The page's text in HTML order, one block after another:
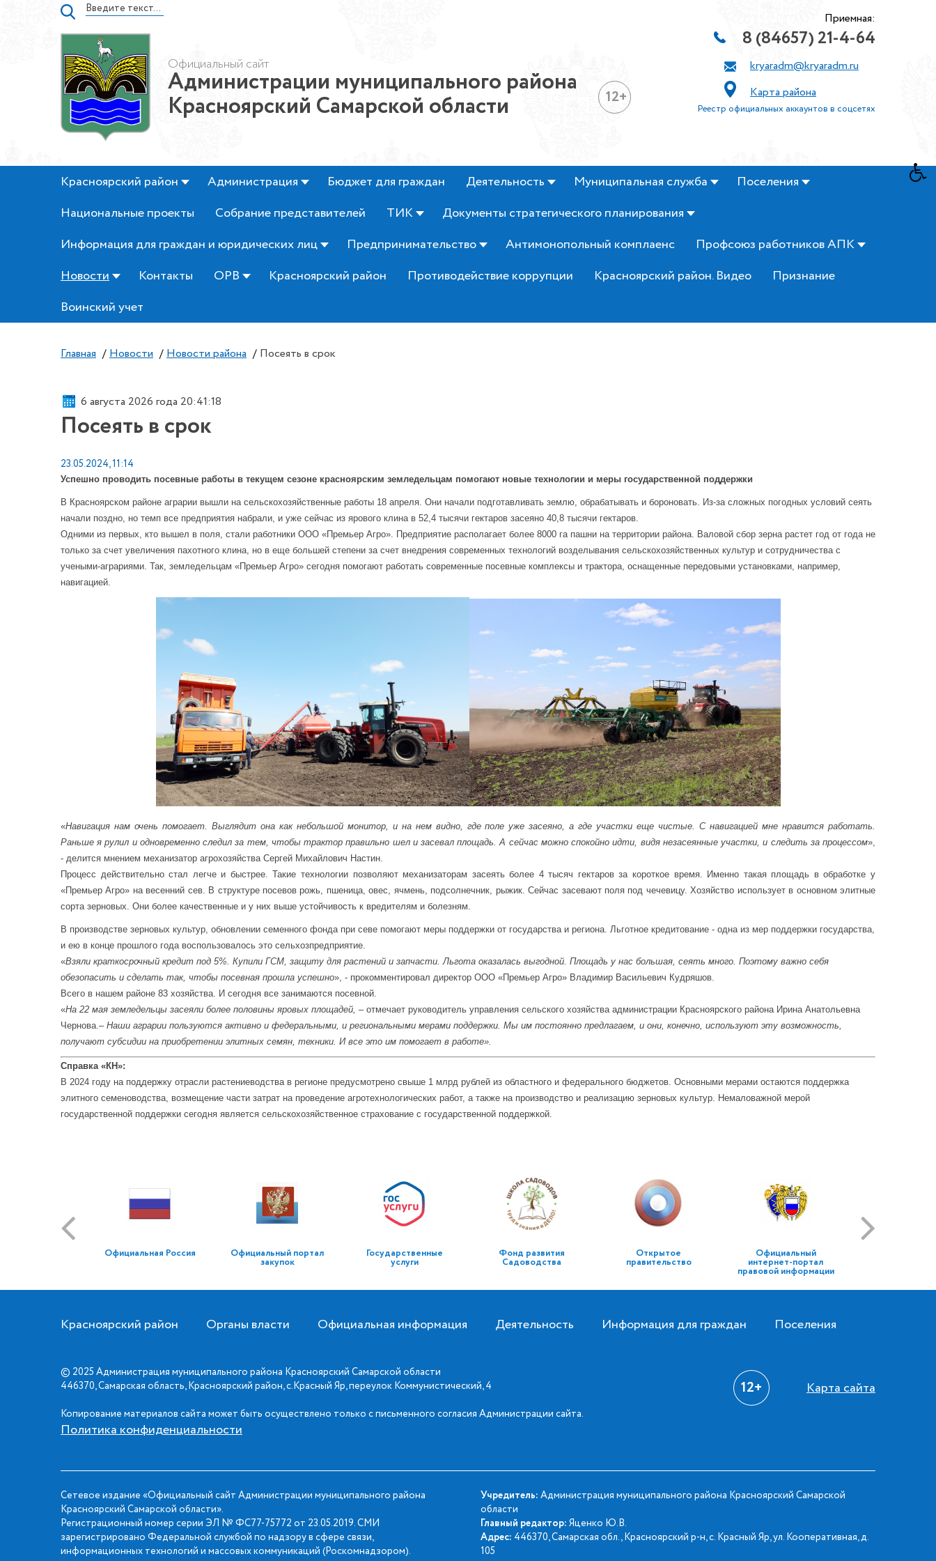
Официальный сайт
Администрации муниципального района
Красноярский Самарской области 12+
Приемная:
8 (84657) 21-4-64
kryaradm@kryaradm.ru
Карта района
Реестр официальных аккаунтов в соцсетях
Красноярский район Администрация Бюджет для граждан Деятельность Муниципальная служба
Поселения
Национальные проекты
Собрание представителей ТИК
Документы стратегического планирования
Информация для граждан и юридических лиц
Предпринимательство Антимонопольный комплаенс
Профсоюз работников АПК
Новости
Контакты ОРВ Красноярский район Противодействие коррупции Красноярский район. Видео
Признание
Воинский учет
Главная / Новости / Новости района / Посеять в срок
6 августа 2026 года 20:41:19
Посеять в срок
23.05.2024, 11:14
Успешно проводить посевные работы в текущем сезоне красноярским земледельцам помогают новые технологии и меры государственной поддержки
В Красноярском районе аграрии вышли на сельскохозяйственные работы 18 апреля. Они начали подготавливать землю, обрабатывать и бороновать. Из-за сложных погодных условий сеять
начали поздно, но темп все предприятия набрали, и уже сейчас из ярового клина в 52,4 тысячи гектаров засеяно 40,8 тысячи гектаров.
Одними из первых, кто вышел в поля, стали работники ООО «Премьер Агро». Предприятие располагает более 8000 га пашни на территории района. Валовой сбор зерна растет год от года не
только за счет увеличения пахотного клина, но в еще большей степени за счет внедрения современных технологий возделывания сельскохозяйственных культур и сотрудничества с
учеными-аграриями. Так, земледельцам «Премьер Агро» сегодня помогают работать современные посевные комплексы и трактора, оснащенные передовыми установками, например,
навигацией.
«Навигация нам очень помогает. Выглядит она как небольшой монитор, и на нем видно, где поле уже засеяно, а где участки еще чистые. С навигацией мне нравится работать.
Раньше я рулил и одновременно следил за тем, чтобы трактор правильно шел и засевал площадь. А сейчас можно спокойно идти, видя незасеянные участки, и следить за процессом»,
- делится мнением механизатор агрохозяйства Сергей Михайлович Настин.
Процесс действительно стал легче и быстрее. Такие технологии позволяют механизаторам засеять более 4 тысяч гектаров за короткое время. Именно такая площадь в обработке у
«Премьер Агро» на весенний сев. В структуре посевов рожь, пшеница, овес, ячмень, подсолнечник, рыжик. Сейчас засевают поля под чечевицу. Хозяйство использует в основном элитные
сорта зерновых. Они более качественные и у них выше устойчивость к вредителям и болезням.
В производстве зерновых культур, обновлении семенного фонда при севе помогают меры поддержки от государства и региона. Льготное кредитование - одна из мер поддержки государства,
и ею в конце прошлого года воспользовалось это сельхозпредприятие.
«Взяли краткосрочный кредит под 5%. Купили ГСМ, защиту для растений и запчасти. Льгота оказалась выгодной. Площадь у нас большая, сеять много. Поэтому важно себя
обезопасить и сделать так, чтобы посевная прошла успешно», - прокомментировал директор ООО «Премьер Агро» Владимир Васильевич Кудряшов.
Всего в нашем районе 83 хозяйства. И сегодня все занимаются посевной.
«На 22 мая земледельцы засеяли более половины яровых площадей, – отмечает руководитель управления сельского хозяйства администрации Красноярского района Ирина Анатольевна
Чернова.– Наши аграрии пользуются активно и федеральными, и региональными мерами поддержки. Мы им постоянно предлагаем, и они, конечно, используют эту возможность,
получают субсидии на приобретении элитных семян, техники. И все это им помогает в работе».
Справка «КН»:
В 2024 году на поддержку отрасли растениеводства в регионе предусмотрено свыше 1 млрд рублей из областного и федерального бюджетов. Основными мерами остаются поддержка
элитного семеноводства, возмещение части затрат на проведение агротехнологических работ, а также на производство и реализацию зерновых культур. Немаловажной мерой
государственной поддержки сегодня является сельскохозяйственное страхование с государственной поддержкой.
Официальная Россия Официальный портал
закупок
Государственные
услуги
Фонд развития
Садоводства
Открытое
правительство
Официальный
интернет-портал
правовой информации
Красноярский район Органы власти Официальная информация Деятельность Информация для граждан Поселения
© 2025 Администрация муниципального района Красноярский Самарской области
446370, Самарская область, Красноярский район, с.Красный Яр, переулок Коммунистический, 4
Копирование материалов сайта может быть осуществлено только с письменного согласия Администрации сайта.
Политика конфиденциальности
12+ Карта сайта
Сетевое издание «Официальный сайт Администрации муниципального района
Красноярский Самарской области».
Регистрационный номер серии ЭЛ № ФС77-75772 от 23.05.2019. СМИ
зарегистрировано Федеральной службой по надзору в сфере связи,
информационных технологий и массовых коммуникаций (Роскомнадзором).
Учредитель: Администрация муниципального района Красноярский Самарской
области
Главный редактор: Яценко Ю.В.
Адрес: 446370, Самарская обл., Красноярский р-н, с. Красный Яр, ул. Кооперативная, д.
105